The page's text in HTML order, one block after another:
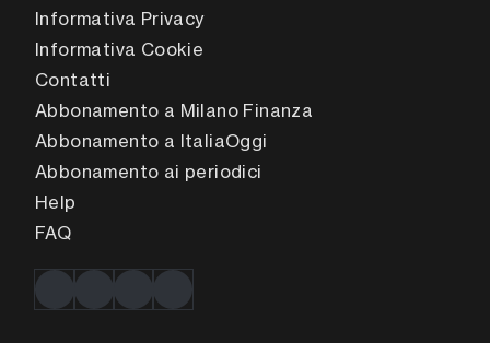
Informativa Privacy
Informativa Cookie
Contatti
Abbonamento a Milano Finanza
Abbonamento a ItaliaOggi
Abbonamento ai periodici
Help
FAQ